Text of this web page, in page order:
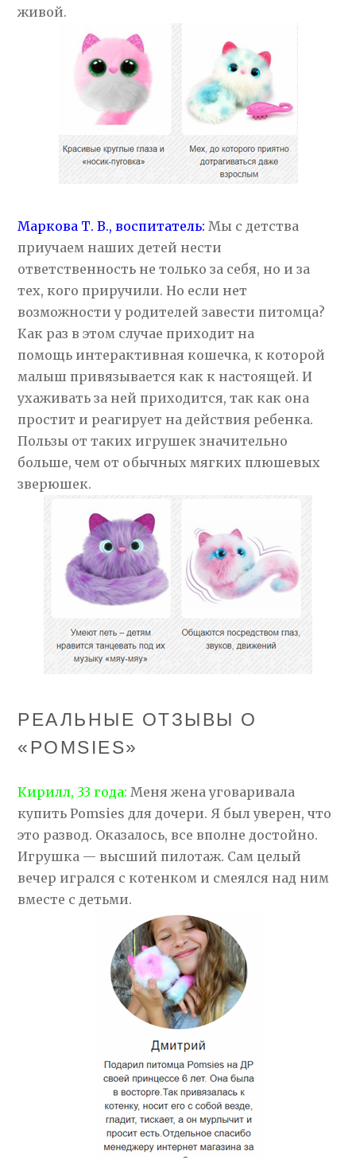
живой.
Маркова Т. В., воспитатель: Мы с детства
приучаем наших детей нести
ответственность не только за себя, но и за
тех, кого приручили. Но если нет
возможности у родителей завести питомца?
Как раз в этом случае приходит на
помощь интерактивная кошечка, к которой
малыш привязывается как к настоящей. И
ухаживать за ней приходится, так как она
простит и реагирует на действия ребенка.
Пользы от таких игрушек значительно
больше, чем от обычных мягких плюшевых
зверюшек.
РЕАЛЬНЫЕ ОТЗЫВЫ О
«POMSIES»
Кирилл, 33 года:Меня жена уговаривала
купить Pomsies для дочери. Я был уверен, что
это развод. Оказалось, все вполне достойно.
Игрушка — высший пилотаж. Сам целый
вечер игрался с котенком и смеялся над ним
вместе с детьми.